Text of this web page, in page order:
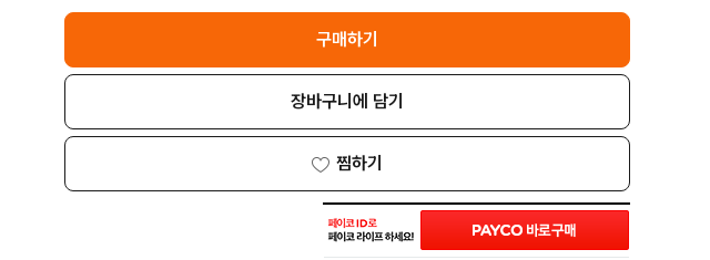
구매하기
장바구니에 담기
찜하기